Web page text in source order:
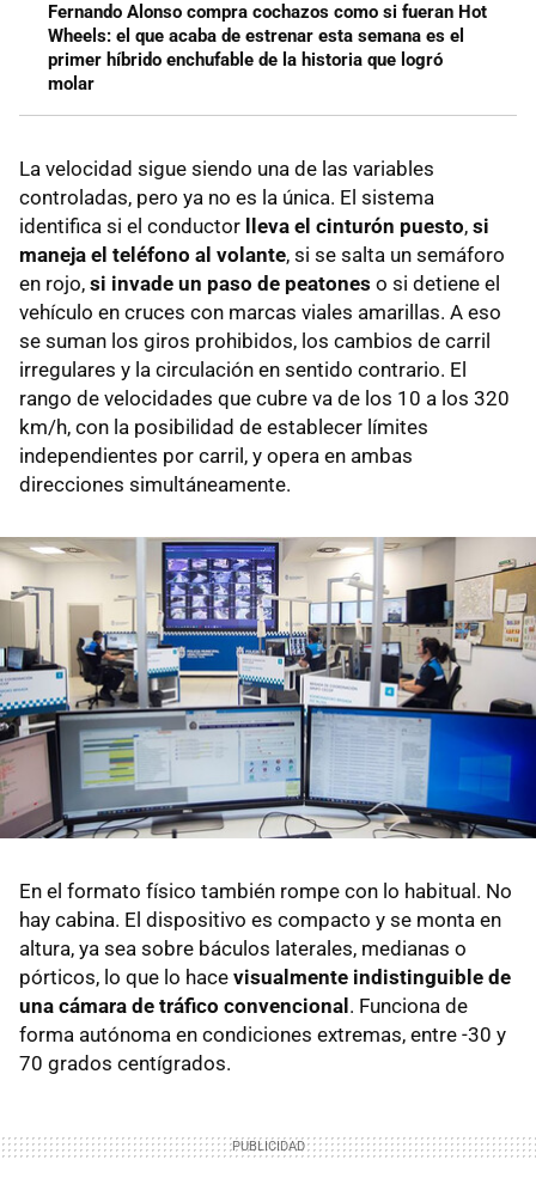
Fernando Alonso compra cochazos como si fueran Hot
Wheels: el que acaba de estrenar esta semana es el
primer híbrido enchufable de la historia que logró
molar
La velocidad sigue siendo una de las variables
controladas, pero ya no es la única. El sistema
identifica si el conductor
lleva el cinturón puesto, si
maneja el teléfono al volante, si se salta un semáforo
en rojo, si invade un paso de peatones o si detiene el
vehículo en cruces con marcas viales amarillas. A eso
se suman los giros prohibidos, los cambios de carril
irregulares y la circulación en sentido contrario. El
rango de velocidades que cubre va de los 10 a los 320
km/h, con la posibilidad de establecer límites
independientes por carril, y opera en ambas
direcciones simultáneamente.
En el formato físico también rompe con lo habitual. No
hay cabina. El dispositivo es compacto y se monta en
altura, ya sea sobre báculos laterales, medianas o
pórticos, lo que lo hace visualmente indistinguible de
una cámara de tráfico convencional . Funciona de
forma autónoma en condiciones extremas, entre -30 y
70 grados centígrados.